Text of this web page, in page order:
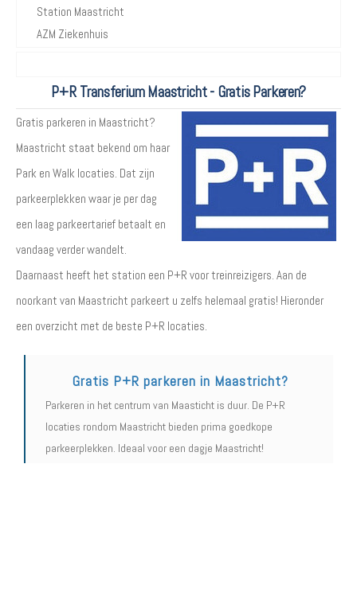
Station Maastricht
AZM Ziekenhuis
P+R Transferium Maastricht - Gratis Parkeren?
Gratis parkeren in Maastricht?
Maastricht staat bekend om haar
Park en Walk locaties. Dat zijn
parkeerplekken waar je per dag
een laag parkeertarief betaalt en
vandaag verder wandelt.
Daarnaast heeft het station een P+R voor treinreizigers. Aan de
noorkant van Maastricht parkeert u zelfs helemaal gratis! Hieronder
een overzicht met de beste P+R locaties.
Gratis P+R parkeren in Maastricht?
Parkeren in het centrum van Maasticht is duur. De P+R
locaties rondom Maastricht bieden prima goedkope
parkeerplekken. Ideaal voor een dagje Maastricht!